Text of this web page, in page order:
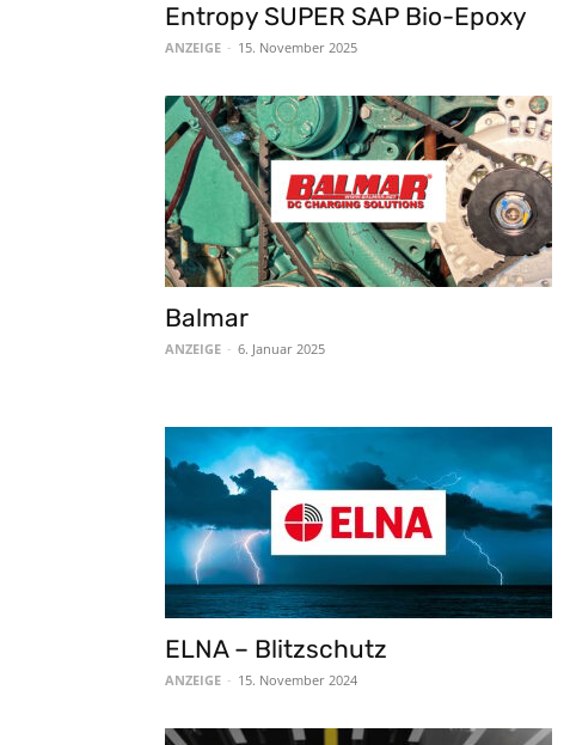
Entropy SUPER SAP Bio-Epoxy
ANZEIGE - 15. November 2025
Balmar
ANZEIGE - 6. Januar 2025
ELNA – Blitzschutz
ANZEIGE - 15. November 2024